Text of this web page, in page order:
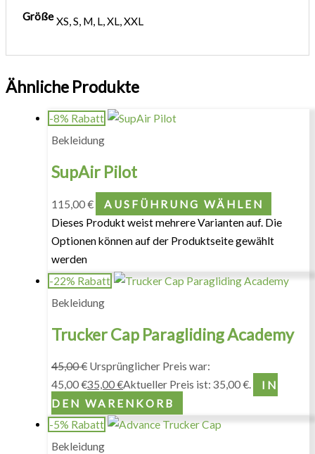
Größe XS, S, M, L, XL, XXL
Ähnliche Produkte
-8% Rabatt
Bekleidung
SupAir Pilot
115,00€
AUSFÜHRUNG WÄHLEN
Dieses Produkt weist mehrere Varianten auf. Die
Optionen können auf der Produktseite gewählt
werden
-22% Rabatt
Bekleidung
Trucker Cap Paragliding Academy
45,00€ Ursprünglicher Preis war:
45,00 €35,00€Aktueller Preis ist: 35,00 €.
IN
DEN WARENKORB
-5% Rabatt
Bekleidung